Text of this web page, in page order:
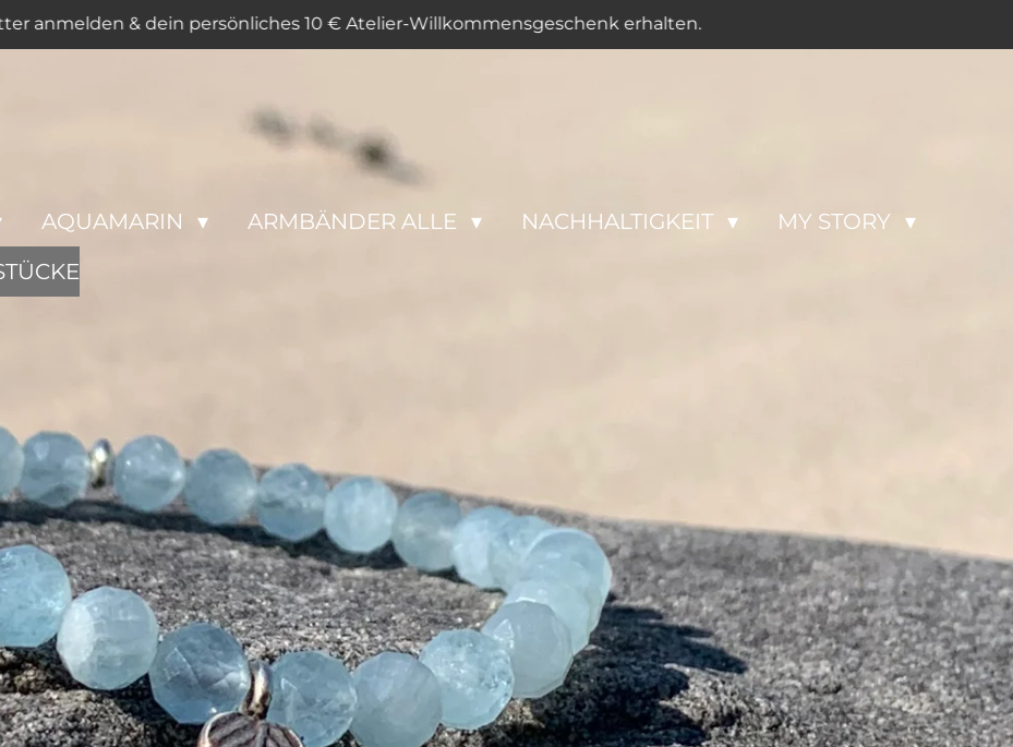
anmelden & dein persönliches 10 € Atelier-Willkommensgeschenk erhalten.
AQUAMARIN ARMBÄNDER ALLE NACHHALTIGKEIT
MY STORY